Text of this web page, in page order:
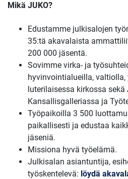
Mikä JUKO?
Edustamme julkisalojen
35:tä akavalaista
200 000 jäsentä.
Sovimme virka- ja
hyvinvointialueilla,
luterilaisessa kirkossa sekä
Kansallisgalleriassa ja
Työpaikoilla 3 500
paikallisesti ja edustaa
jäseniä.
Missiona hyvä työelämä.
Julkisalan asiantuntija,
työskentelevä: löydä